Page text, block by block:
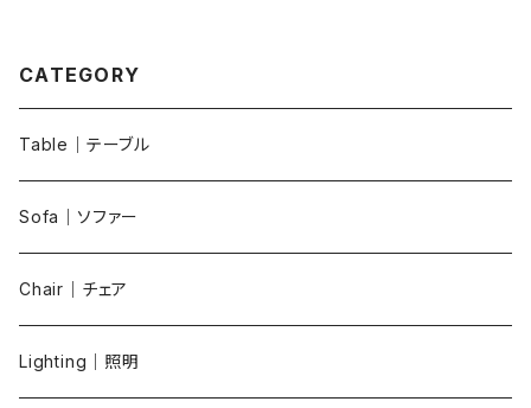
CATEGORY
Table｜テーブル
Sofa｜ソファー
Chair｜チェア
Lighting｜照明